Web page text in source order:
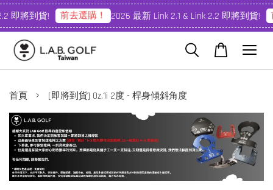
將到貨! 前去選購！ 2026 最新 Link 2.1 & Link 2.2 即將到貨! 前
首頁 › [即將到貨] Oz.1i 2度 - 桿身傾斜角度